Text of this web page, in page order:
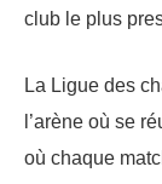
club le plus
La Ligue des
l’arène où se
où chaque